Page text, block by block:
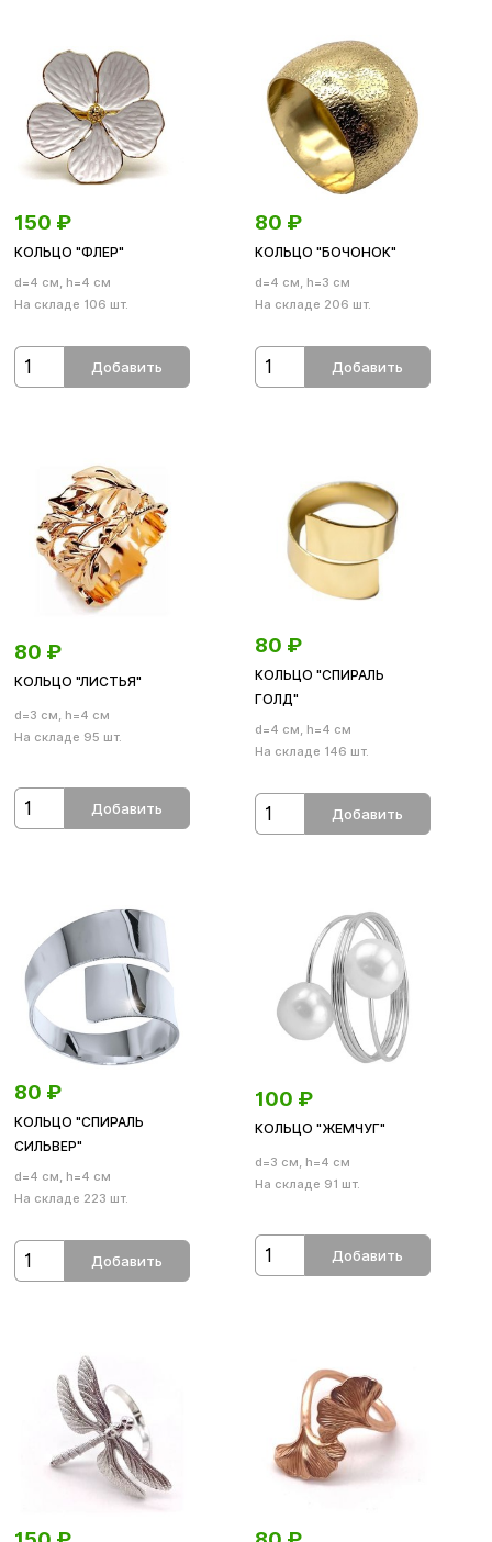
150 ₽
КОЛЬЦО "ФЛЕР"
d=4 см, h=4 см
На складе 106 шт.
Добавить
80 ₽
КОЛЬЦО "БОЧОНОК"
d=4 см, h=3 см
На складе 206 шт.
Добавить
80 ₽
КОЛЬЦО "ЛИСТЬЯ"
d=3 см, h=4 см
На складе 95 шт.
Добавить
80 ₽
КОЛЬЦО "СПИРАЛЬ
ГОЛД"
d=4 см, h=4 см
На складе 146 шт.
Добавить
80 ₽
КОЛЬЦО "СПИРАЛЬ
СИЛЬВЕР"
d=4 см, h=4 см
На складе 223 шт.
Добавить
100 ₽
КОЛЬЦО "ЖЕМЧУГ"
d=3 см, h=4 см
На складе 91 шт.
Добавить